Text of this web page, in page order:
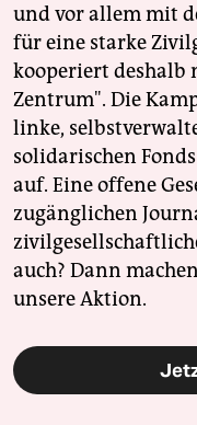
und vor allem mit
für eine starke
kooperiert deshalb
Zentrum". Die
linke,
solidarischen
auf. Eine offene
zugänglichen
auch? Dann
unsere Aktion.